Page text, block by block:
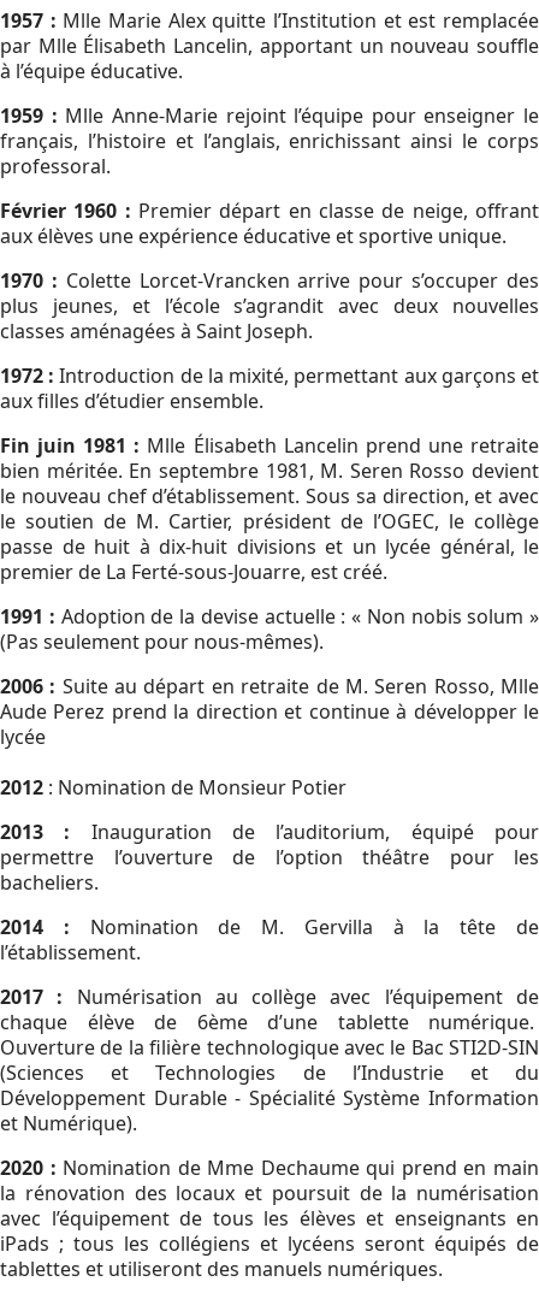
1957 : Mlle Marie Alex quitte l’Institution et est remplacée
par Mlle Élisabeth Lancelin, apportant un nouveau souffle
à l’équipe éducative.
1959 : Mlle Anne-Marie rejoint l’équipe pour enseigner le
français, l’histoire et l’anglais, enrichissant ainsi le corps
professoral.
Février 1960 : Premier départ en classe de neige, offrant
aux élèves une expérience éducative et sportive unique.
1970 : Colette Lorcet-Vrancken arrive pour s’occuper des
plus jeunes, et l’école s’agrandit avec deux nouvelles
classes aménagées à Saint Joseph.
1972 : Introduction de la mixité, permettant aux garçons et
aux filles d’étudier ensemble.
Fin juin 1981 : Mlle Élisabeth Lancelin prend une retraite
bien méritée. En septembre 1981, M. Seren Rosso devient
le nouveau chef d’établissement. Sous sa direction, et avec
le soutien de M. Cartier, président de l’OGEC, le collège
passe de huit à dix-huit divisions et un lycée général, le
premier de La Ferté-sous-Jouarre, est créé.
1991 : Adoption de la devise actuelle : « Non nobis solum »
(Pas seulement pour nous-mêmes).
2006 : Suite au départ en retraite de M. Seren Rosso, Mlle
Aude Perez prend la direction et continue à développer le
lycée
2012 : Nomination de Monsieur Potier
2013 : Inauguration de l’auditorium, équipé pour
permettre l’ouverture de l’option théâtre pour les
bacheliers.
2014 : Nomination de M. Gervilla à la tête de
l’établissement.
2017 : Numérisation au collège avec l’équipement de
chaque élève de 6ème d’une tablette numérique.
Ouverture de la filière technologique avec le Bac STI2D-SIN
(Sciences et Technologies de l’Industrie et du
Développement Durable - Spécialité Système Information
et Numérique).
2020 : Nomination de Mme Dechaume qui prend en main
la rénovation des locaux et poursuit de la numérisation
avec l’équipement de tous les élèves et enseignants en
iPads ; tous les collégiens et lycéens seront équipés de
tablettes et utiliseront des manuels numériques.